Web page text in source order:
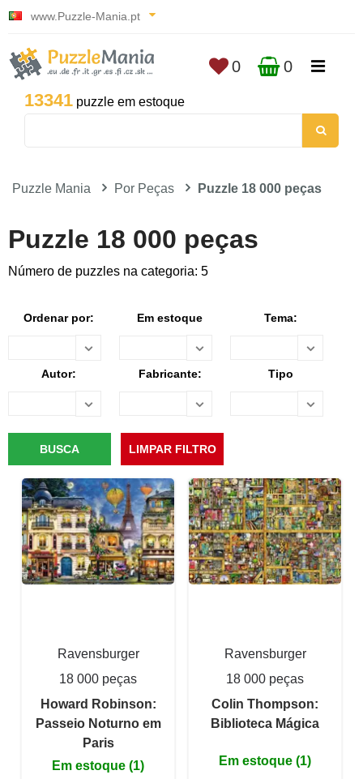
www.Puzzle-Mania.pt
13341 puzzle em estoque
0 0
Puzzle Mania Por Peças Puzzle 18 000 peças
Puzzle 18 000 peças
Número de puzzles na categoria: 5
Ordenar por: Em estoque Tema:
Autor: Fabricante: Tipo
Ravensburger
18 000 peças
Howard Robinson:
Passeio Noturno em
Paris
Em estoque (1)
Ravensburger
18 000 peças
Colin Thompson:
Biblioteca Mágica
Em estoque (1)